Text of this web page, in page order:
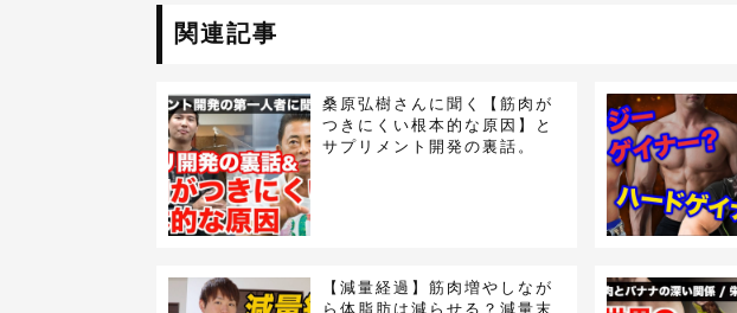
関連記事
桑原弘樹さんに聞く【筋肉が
つきにくい根本的な原因】と
サプリメント開発の裏話。
【減量経過】筋肉増やしなが
ら体脂肪は減らせる？減量末